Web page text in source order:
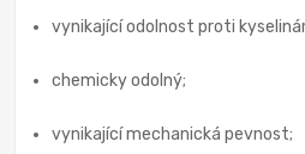
vynikající odolnost proti
chemicky odolný;
vynikající mechanická pevnost;